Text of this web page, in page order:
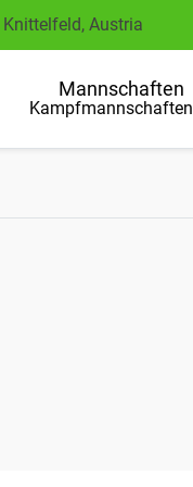
Austria
Mannschaften
Kampfmannschaften